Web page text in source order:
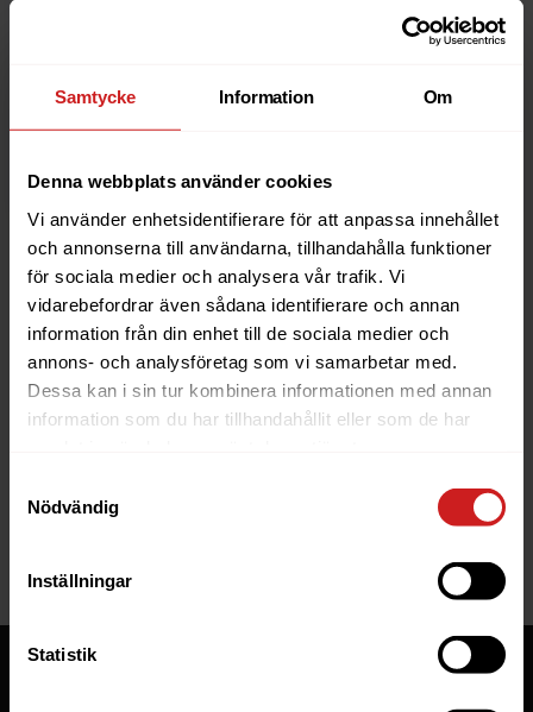
Samtycke Information Om
Denna webbplats använder cookies
Vi använder enhetsidentifierare för att anpassa innehållet
och annonserna till användarna, tillhandahålla funktioner
för sociala medier och analysera vår trafik. Vi
vidarebefordrar även sådana identifierare och annan
information från din enhet till de sociala medier och
annons- och analysföretag som vi samarbetar med.
Dessa kan i sin tur kombinera informationen med annan
information som du har tillhandahållit eller som de har
Nödvändig
Inställningar
Statistik
Är du ägare till hemsidan eller domännamnet så har
anledningarna till varför en hemsida är spärrad.
Läs mer
The website you were trying to
reach has been suspended
If you are the owner of this website or domain please
read
website to be suspended.